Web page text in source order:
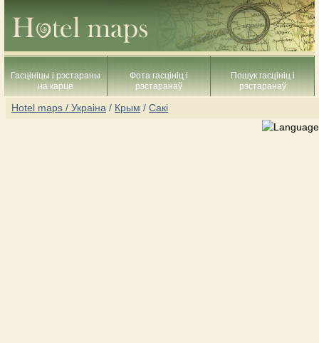
Гасцініцы і рэстараны
на карце
Фота гасцініц і
рэстаранаў
Пошук гасцініц і
рэстаранаў
Hotel maps / Украіна / Крым / Сакі